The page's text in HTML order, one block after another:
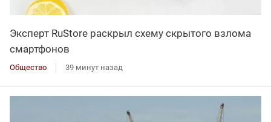
Эксперт RuStore раскрыл схему скрытого взлома
смартфонов
Общество 39 минут назад